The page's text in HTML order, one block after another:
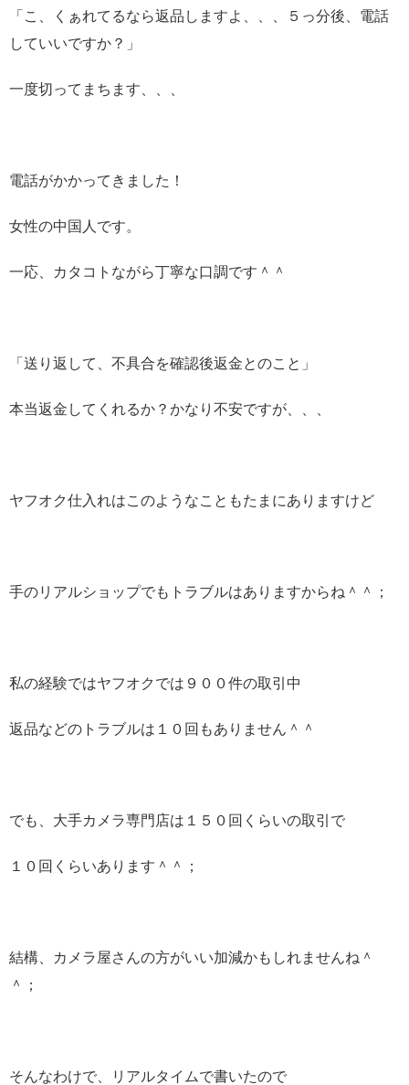
「こ、くぁれてるなら返品しますよ、、、５っ分後、電話
していいですか？」
一度切ってまちます、、、
電話がかかってきました！
女性の中国人です。
一応、カタコトながら丁寧な口調です＾＾
「送り返して、不具合を確認後返金とのこと」
本当返金してくれるか？かなり不安ですが、、、
ヤフオク仕入れはこのようなこともたまにありますけど
手のリアルショップでもトラブルはありますからね＾＾；
私の経験ではヤフオクでは９００件の取引中
返品などのトラブルは１０回もありません＾＾
でも、大手カメラ専門店は１５０回くらいの取引で
１０回くらいあります＾＾；
結構、カメラ屋さんの方がいい加減かもしれませんね＾
＾；
そんなわけで、リアルタイムで書いたので